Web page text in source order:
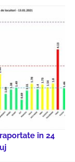
în 24